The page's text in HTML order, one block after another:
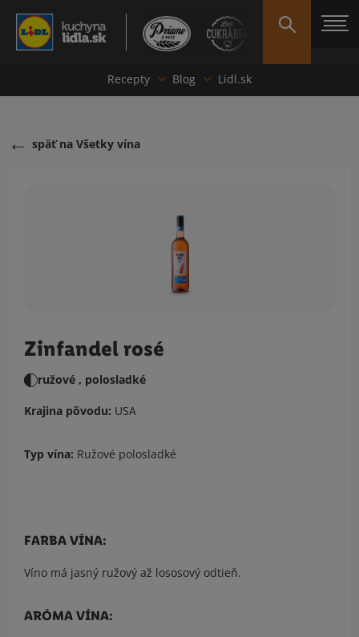
Recepty Blog Lidl.sk
späť na Všetky vína
Zinfandel rosé
ružové , polosladké
Krajina pôvodu: USA
Typ vína: Ružové polosladké
FARBA VÍNA:
Víno má jasný ružový až lososový odtieň.
ARÓMA VÍNA: